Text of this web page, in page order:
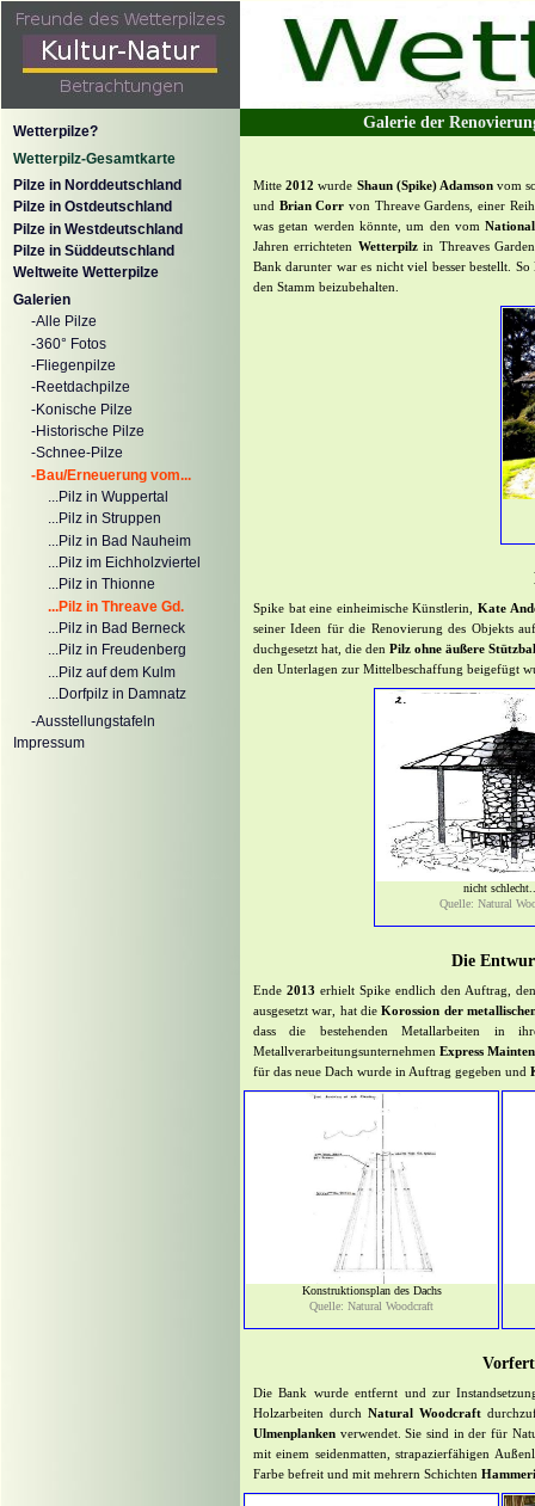
Wetterpilze?
Wetterpilz-Gesamtkarte
Pilze in Norddeutschland
Pilze in Ostdeutschland
Pilze in Westdeutschland
Pilze in Süddeutschland
Weltweite Wetterpilze
Galerien
-Alle Pilze
-360° Fotos
-Fliegenpilze
-Reetdachpilze
-Konische Pilze
-Historische Pilze
-Schnee-Pilze
-Bau/Erneuerung vom...
...Pilz in Wuppertal
...Pilz in Struppen
...Pilz in Bad Nauheim
...Pilz im Eichholzviertel
...Pilz in Thionne
...Pilz in Threave Gd.
...Pilz in Bad Berneck
...Pilz in Freudenberg
...Pilz auf dem Kulm
...Dorfpilz in Damnatz
-Ausstellungstafeln
Impressum
Galerie der
Mitte2012 wurde Shaun (Spike) Adamsonvom
und Brian Corr von Threave Gardens, einer
was getan werden könnte, um den vom
Jahren errichteten Wetterpilzin Threaves
Bank darunter war es nicht viel besser bestellt.
den Stamm beizubehalten.
Spike bat eine einheimische Künstlerin, Kate
seiner Ideen für die Renovierung des Objekts
duchgesetzt hat, die denPilz ohne äußere
den Unterlagen zur Mittelbeschaffung beigefügt
nicht
Quelle: Natural
Die
Ende 2013 erhielt Spike endlich den Auftrag,
ausgesetzt war, hat dieKorossion der
dass die bestehenden Metallarbeiten in
MetallverarbeitungsunternehmenExpress
für das neue Dach wurde in Auftrag gegeben und
Konstruktionsplan des Dachs
Quelle: Natural Woodcraft
Die Bank wurde entfernt und zur
Holzarbeiten durch Natural Woodcraft
Ulmenplanken verwendet. Sie sind in der für
mit einem seidenmatten, strapazierfähigen
Farbe befreit und mit mehrern Schichten